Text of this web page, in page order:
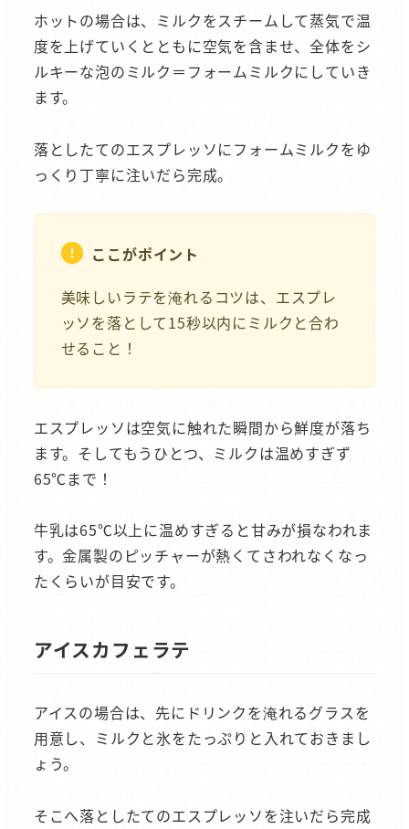
ホットの場合は、ミルクをスチームして蒸気で温
度を上げていくとともに空気を含ませ、全体をシ
ルキーな泡のミルク＝フォームミルクにしていき
ます。
落としたてのエスプレッソにフォームミルクをゆ
っくり丁寧に注いだら完成。
ここがポイント
美味しいラテを淹れるコツは、エスプレ
ッソを落として15秒以内にミルクと合わ
せること！
エスプレッソは空気に触れた瞬間から鮮度が落ち
ます。そしてもうひとつ、ミルクは温めすぎず
65℃まで！
牛乳は65℃以上に温めすぎると甘みが損なわれま
す。金属製のピッチャーが熱くてさわれなくなっ
たくらいが目安です。
アイスカフェラテ
アイスの場合は、先にドリンクを淹れるグラスを
用意し、ミルクと氷をたっぷりと入れておきまし
ょう。
そこへ落としたてのエスプレッソを注いだら完成